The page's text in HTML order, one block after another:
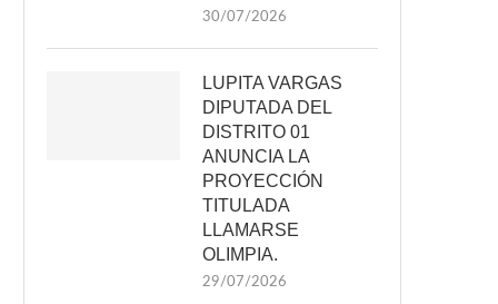
30/07/2026
LUPITA VARGAS
DIPUTADA DEL
DISTRITO 01
ANUNCIA LA
PROYECCIÓN
TITULADA
LLAMARSE
OLIMPIA.
29/07/2026